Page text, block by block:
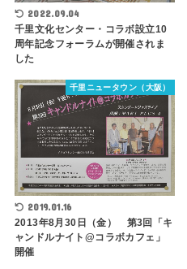
2022.09.04
千里文化センター・コラボ設立10
周年記念フォーラムが開催されま
した
千里ニュータウン（大阪）
2019.01.16
2013年8月30日（金） 第3回「キ
ャンドルナイト@コラボカフェ」
開催